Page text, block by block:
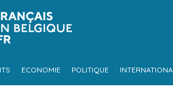
ECONOMIE POLITIQUE